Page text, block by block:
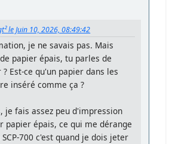
le Juin 10, 2026, 08:49:42
je ne savais pas. Mais
papier épais, tu parles de
Est-ce qu'un papier dans les
inséré comme ça ?
je fais assez peu d'impression
papier épais, ce qui me dérange
700 c'est quand je dois jeter